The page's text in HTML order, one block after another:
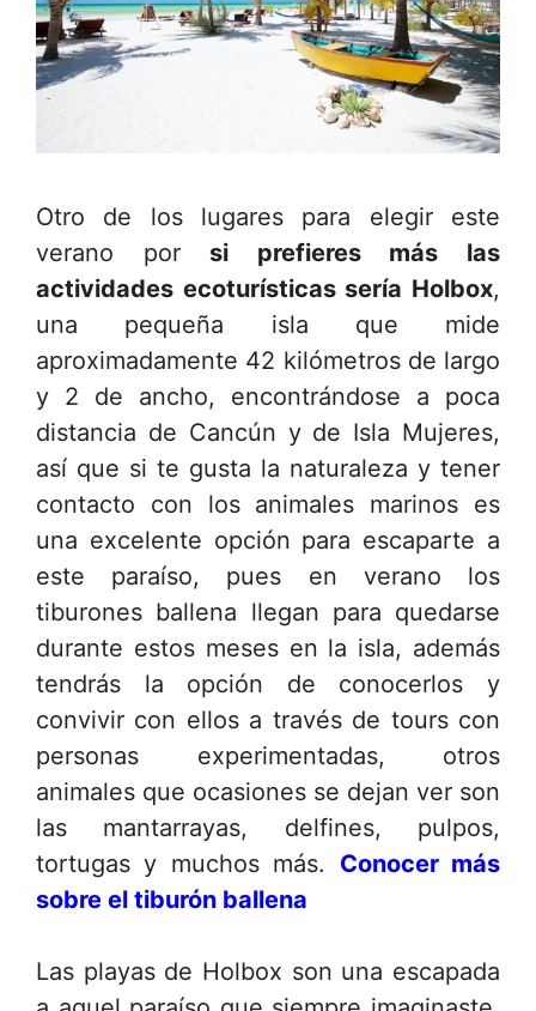
Otro de los lugares para elegir este
verano por si prefieres más las
actividades ecoturísticas sería Holbox,
una pequeña isla que mide
aproximadamente 42 kilómetros de largo
y 2 de ancho, encontrándose a poca
distancia de Cancún y de Isla Mujeres,
así que si te gusta la naturaleza y tener
contacto con los animales marinos es
una excelente opción para escaparte a
este paraíso, pues en verano los
tiburones ballena llegan para quedarse
durante estos meses en la isla, además
tendrás la opción de conocerlos y
convivir con ellos a través de tours con
personas experimentadas, otros
animales que ocasiones se dejan ver son
las mantarrayas, delfines, pulpos,
tortugas y muchos más. Conocer más
sobre el tiburón ballena
Las playas de Holbox son una escapada